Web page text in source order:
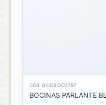
Cód: BOCBOC0797
BOCINAS PARLANTE